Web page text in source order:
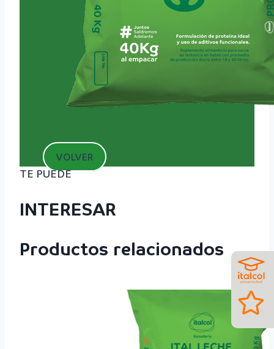
VOLVER
TE PUEDE
INTERESAR
Productos relacionados